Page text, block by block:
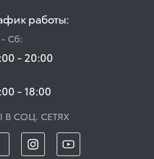
работы:
Сб:
- 20:00
- 18:00
СОЦ. СЕТЯХ